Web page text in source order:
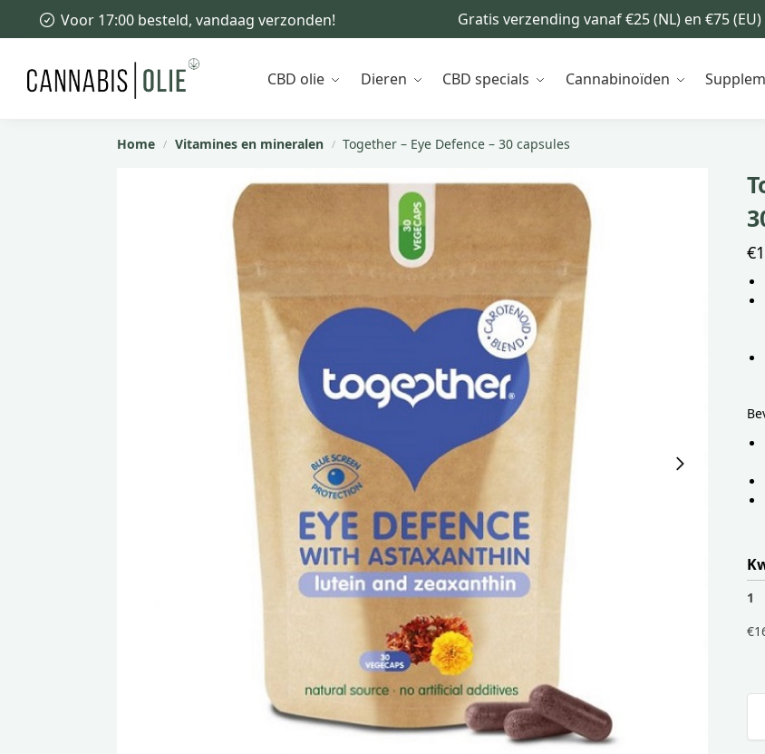
Voor 17:00 besteld, vandaag verzonden! Gratis verzending vanaf €25 (NL) en €75 (EU)
CBD olie Dieren CBD specials Cannabinoïden
Recent toegevoegd
Home / Vitamines en mineralen / Together – Eye Defence – 30 capsules
€
1
€